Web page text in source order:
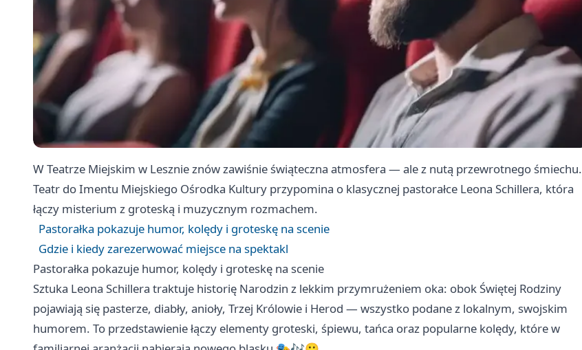
W Teatrze Miejskim w Lesznie znów zawiśnie świąteczna atmosfera — ale z nutą przewrotnego śmiechu.
Teatr do Imentu Miejskiego Ośrodka Kultury przypomina o klasycznej pastorałce Leona Schillera, która
łączy misterium z groteską i muzycznym rozmachem.
Pastorałka pokazuje humor, kolędy i groteskę na scenie
Gdzie i kiedy zarezerwować miejsce na spektakl
Pastorałka pokazuje humor, kolędy i groteskę na scenie
Sztuka Leona Schillera traktuje historię Narodzin z lekkim przymrużeniem oka: obok Świętej Rodziny
pojawiają się pasterze, diabły, anioły, Trzej Królowie i Herod — wszystko podane z lokalnym, swojskim
humorem. To przedstawienie łączy elementy groteski, śpiewu, tańca oraz popularne kolędy, które w